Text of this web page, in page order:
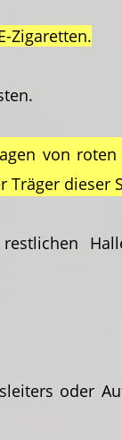
Zigaretten.
von roten
Träger dieser
oder